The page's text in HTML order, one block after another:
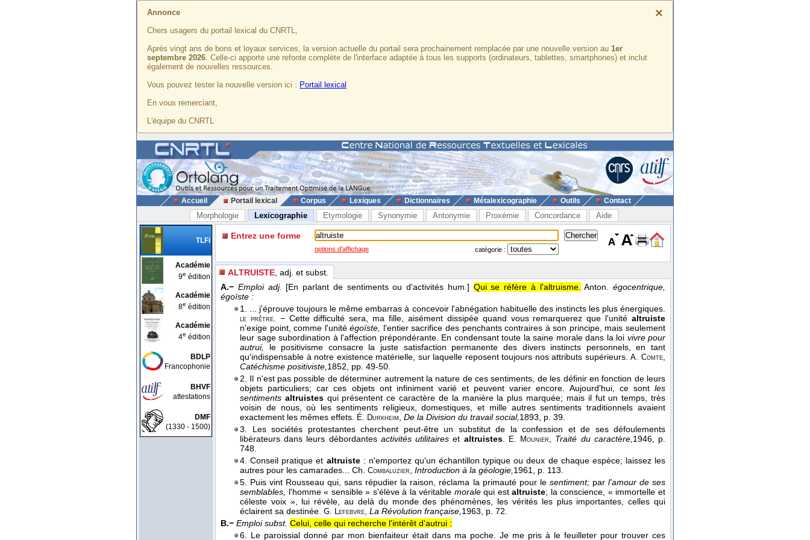
×
Annonce
Chers usagers du portail lexical du CNRTL,
Après vingt ans de bons et loyaux services, la version actuelle du portail sera prochainement remplacée par une nouvelle version au 1er
septembre 2026. Celle-ci apporte une refonte complète de l'interface adaptée à tous les supports (ordinateurs, tablettes, smartphones) et inclut
également de nouvelles ressources.
Vous pouvez tester la nouvelle version ici : Portail lexical
En vous remerciant,
L'équipe du CNRTL
Accueil Portail lexical Corpus Lexiques Dictionnaires Métalexicographie Outils Contact
Morphologie Lexicographie Etymologie Synonymie Antonymie Proxémie Concordance Aide
TLFi
Académie
9e édition
Académie
8e édition
Académie
4e édition
BDLP
Francophonie
BHVF
attestations
DMF
(1330 - 1500)
Entrez une forme
options d'affichage catégorie :
ALTRUISTE , adj. et subst.
A.− Emploi adj. [En parlant de sentiments ou d'activités hum.] Qui se réfère à l'altruisme. Anton. égocentrique,
égoïste :
1. ... j'éprouve toujours le même embarras à concevoir l'abnégation habituelle des instincts les plus énergiques.
le prêtre. − Cette difficulté sera, ma fille, aisément dissipée quand vous remarquerez que l'unitéaltruiste
n'exige point, comme l'unitéégoïste, l'entier sacrifice des penchants contraires à son principe, mais seulement
leur sage subordination à l'affection prépondérante. En condensant toute la saine morale dans la loi vivre pour
autrui, le positivisme consacre la juste satisfaction permanente des divers instincts personnels, en tant
qu'indispensable à notre existence matérielle, sur laquelle reposent toujours nos attributs supérieurs.A. Comte,
Catéchisme positiviste,1852, pp. 49-50.
2. Il n'est pas possible de déterminer autrement la nature de ces sentiments, de les définir en fonction de leurs
objets particuliers; car ces objets ont infiniment varié et peuvent varier encore. Aujourd'hui, ce sont les
sentiments altruistesqui présentent ce caractère de la manière la plus marquée; mais il fut un temps, très
voisin de nous, où les sentiments religieux, domestiques, et mille autres sentiments traditionnels avaient
exactement les mêmes effets. É. Durkheim, De la Division du travail social,1893, p. 39.
3. Les sociétés protestantes cherchent peut-être un substitut de la confession et de ses défoulements
libérateurs dans leurs débordantes activités utilitaireset altruistes. E. Mounier, Traité du caractère,1946, p.
748.
4. Conseil pratique et altruiste: n'emportez qu'un échantillon typique ou deux de chaque espèce; laissez les
autres pour les camarades... Ch. Combaluzier, Introduction à la géologie,1961, p. 113.
5. Puis vint Rousseau qui, sans répudier la raison, réclama la primauté pour le sentiment;par l'amour de ses
semblables, l'homme « sensible » s'élève à la véritable moralequi estaltruiste; la conscience, « immortelle et
céleste voix », lui révèle, au delà du monde des phénomènes, les vérités les plus importantes, celles qui
éclairent sa destinée. G. Lefebvre, La Révolution française,1963, p. 72.
B.− Emploi subst. Celui, celle qui recherche l'intérêt d'autrui :
6. Le paroissial donné par mon bienfaiteur était dans ma poche. Je me pris à le feuilleter pour trouver ces